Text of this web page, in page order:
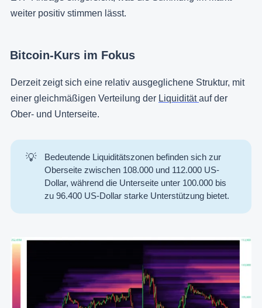
weiter positiv stimmen lässt.
Bitcoin-Kurs im Fokus
Derzeit zeigt sich eine relativ ausgeglichene Struktur, mit
einer gleichmäßigen Verteilung der Liquiditätauf der
Ober- und Unterseite.
💡
Bedeutende Liquiditätszonen befinden sich zur
Oberseite zwischen 108.000 und 112.000 US-
Dollar, während die Unterseite unter 100.000 bis
zu 96.400 US-Dollar starke Unterstützung bietet.